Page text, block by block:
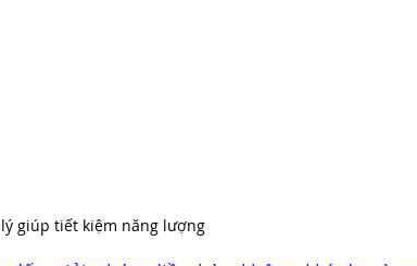
giúp tiết kiệm năng lượng